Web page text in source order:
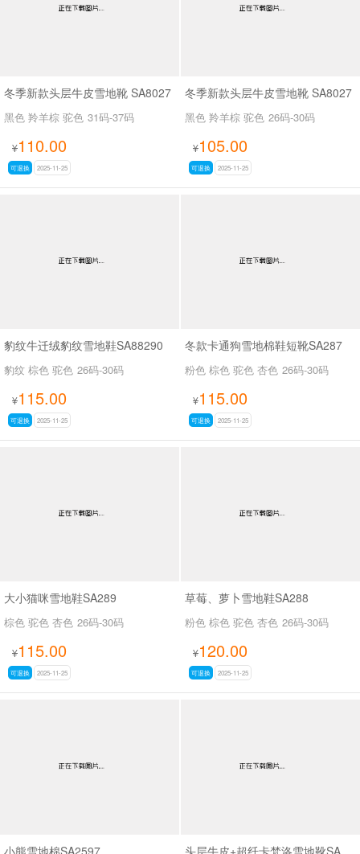
冬季新款头层牛皮雪地靴 SA8027
黑色 羚羊棕 驼色 31码-37码
¥110.00
可退换 2025-11-25
冬季新款头层牛皮雪地靴 SA8027
黑色 羚羊棕 驼色 26码-30码
¥105.00
可退换 2025-11-25
豹纹牛迁绒豹纹雪地鞋SA88290
豹纹 棕色 驼色 26码-30码
¥115.00
可退换 2025-11-25
冬款卡通狗雪地棉鞋短靴SA287
粉色 棕色 驼色 杏色 26码-30码
¥115.00
可退换 2025-11-25
大小猫咪雪地鞋SA289
棕色 驼色 杏色 26码-30码
¥115.00
可退换 2025-11-25
草莓、萝卜雪地鞋SA288
粉色 棕色 驼色 杏色 26码-30码
¥120.00
可退换 2025-11-25
小熊雪地棉SA2597